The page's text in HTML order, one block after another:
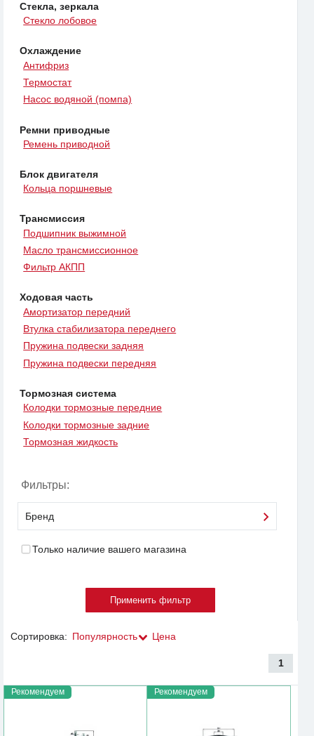
Стекла, зеркала
Стекло лобовое
Охлаждение
Антифриз
Термостат
Насос водяной (помпа)
Ремни приводные
Ремень приводной
Блок двигателя
Кольца поршневые
Трансмиссия
Подшипник выжимной
Масло трансмиссионное
Фильтр АКПП
Ходовая часть
Амортизатор передний
Втулка стабилизатора переднего
Пружина подвески задняя
Пружина подвески передняя
Тормозная система
Колодки тормозные передние
Колодки тормозные задние
Тормозная жидкость
Фильтры:
Бренд
Только наличие вашего магазина
Сортировка: Популярность Цена
1
Рекомендуем Рекомендуем